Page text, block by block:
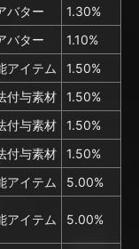
バター
1.30%
バター
1.10%
アイテム
1.50%
付与素材
1.50%
付与素材
1.50%
付与素材
1.50%
アイテム
5.00%
アイテム 5.00%